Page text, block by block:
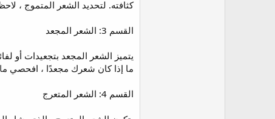
كثافته. لتحديد الشعر المتموج ،
القسم 3: الشعر المجعد
يتميز الشعر المجعد بتجعيدات أو
ما إذا كان شعرك مجعدًا ، افحصي
القسم 4: الشعر المتعرج